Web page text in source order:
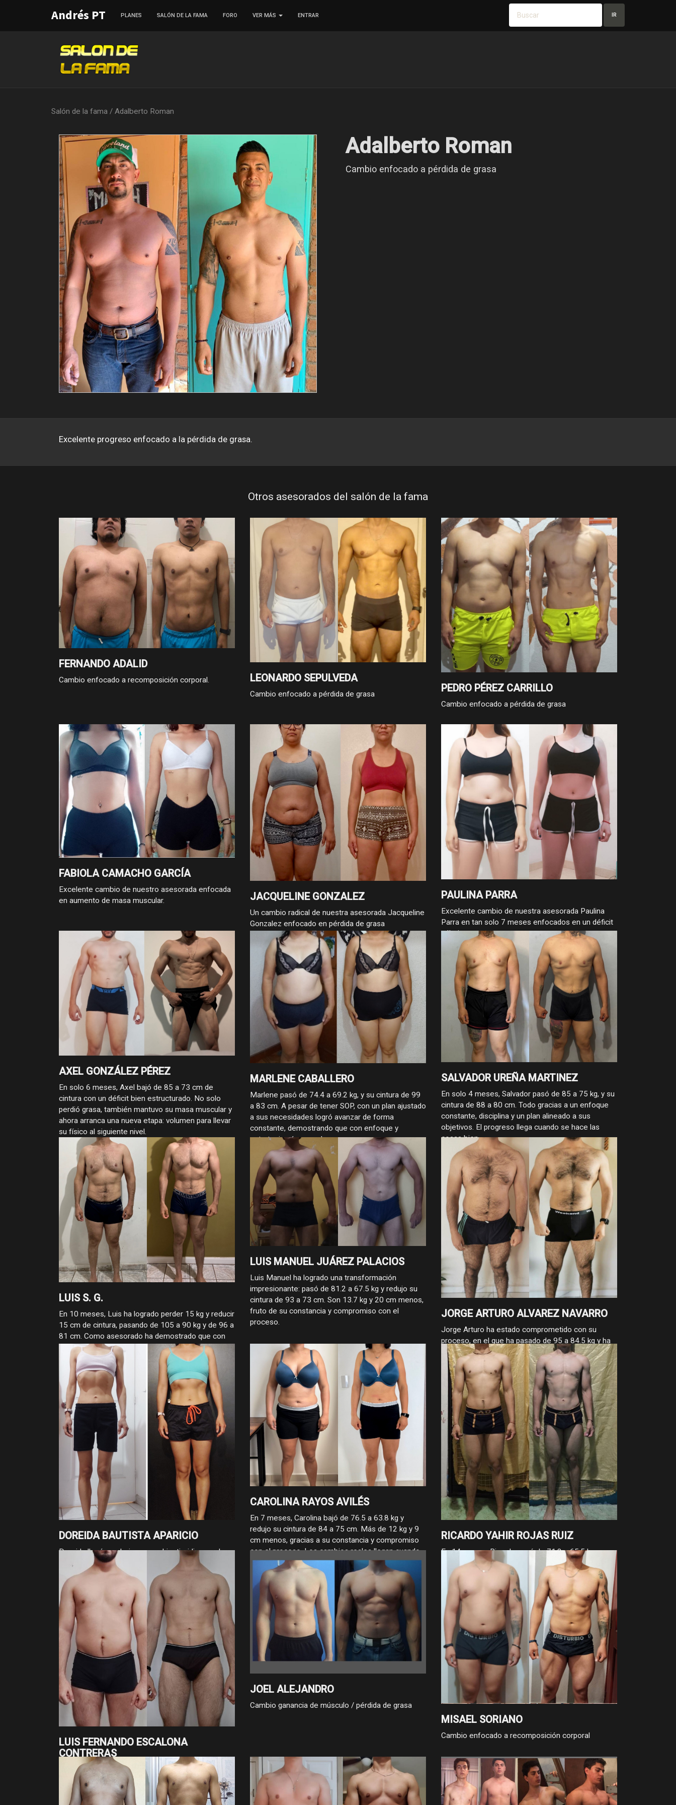
Andrés PT PLANES SALÓN DE LA FAMA FORO VER MÁS ENTRAR IR
Salón de la fama / Adalberto Roman
Adalberto Roman
Cambio enfocado a pérdida de grasa
Excelente progreso enfocado a la pérdida de grasa.
Otros asesorados del salón de la fama
FERNANDO ADALID
Cambio enfocado a recomposición corporal. LEONARDO SEPULVEDA
Cambio enfocado a pérdida de grasa
PEDRO PÉREZ CARRILLO
Cambio enfocado a pérdida de grasa
FABIOLA CAMACHO GARCÍA
Excelente cambio de nuestro asesorada enfocada
en aumento de masa muscular.
JACQUELINE GONZALEZ
Un cambio radical de nuestra asesorada Jacqueline
Gonzalez enfocado en pérdida de grasa
PAULINA PARRA
Excelente cambio de nuestra asesorada Paulina
Parra en tan solo 7 meses enfocados en un déficit
cálorico
AXEL GONZÁLEZ PÉREZ
En solo 6 meses, Axel bajó de 85 a 73 cm de
cintura con un déficit bien estructurado. No solo
perdió grasa, también mantuvo su masa muscular y
ahora arranca una nueva etapa: volumen para llevar
su físico al siguiente nivel.
MARLENE CABALLERO
Marlene pasó de 74.4 a 69.2 kg, y su cintura de 99
a 83 cm. A pesar de tener SOP, con un plan ajustado
a sus necesidades logró avanzar de forma
constante, demostrando que con enfoque y
estrategia, sí se puede progresar.
SALVADOR UREÑA MARTINEZ
En solo 4 meses, Salvador pasó de 85 a 75 kg, y su
cintura de 88 a 80 cm. Todo gracias a un enfoque
constante, disciplina y un plan alineado a sus
objetivos. El progreso llega cuando se hace las
cosas bien.
LUIS S. G.
En 10 meses, Luis ha logrado perder 15 kg y reducir
15 cm de cintura, pasando de 105 a 90 kg y de 96 a
81 cm. Como asesorado ha demostrado que con
constancia, estrategia y compromiso, los cambios
reales sí llegan.
LUIS MANUEL JUÁREZ PALACIOS
Luis Manuel ha logrado una transformación
impresionante: pasó de 81.2 a 67.5 kg y redujo su
cintura de 93 a 73 cm. Son 13.7 kg y 20 cm menos,
fruto de su constancia y compromiso con el
proceso.
JORGE ARTURO ALVAREZ NAVARRO
Jorge Arturo ha estado comprometido con su
proceso, en el que ha pasado de 95 a 84.5 kg y ha
reducido su cintura de 115 a 87 cm. Son 10.5 kg y
28 cm menos, resultado de su constancia a largo
plazo y su disciplina sostenida.
DOREIDA BAUTISTA APARICIO
Doreida llegó con bajo peso e hipotiroidismo, y hoy
suma 3 kg de masa y 4 cm de cintura gracias a
fases bien estructuradas. Un proceso guiado por la
paciencia, la constancia y el enfoque.
CAROLINA RAYOS AVILÉS
En 7 meses, Carolina bajó de 76.5 a 63.8 kg y
redujo su cintura de 84 a 75 cm. Más de 12 kg y 9
cm menos, gracias a su constancia y compromiso
con el proceso. Los cambios reales llegan cuando
se trabaja con enfoque.
RICARDO YAHIR ROJAS RUIZ
En 14 meses, Ricardo pasó de 71.8 a 65.5 kg y
redujo su cintura de 85 a 74 cm. Son más de 6 kg y
11 cm menos, resultado de su disciplina y
constancia a lo largo del proceso.
LUIS FERNANDO ESCALONA
CONTRERAS
En 20 meses, Luis Fernando bajó de 79.8 a 71.9 kg
y redujo su cintura de 99 a 78.5 cm. Son casi 8 kg y
más de 20 cm menos, logrados con constancia y
disciplina en su proceso.
JOEL ALEJANDRO
Cambio ganancia de músculo / pérdida de grasa
MISAEL SORIANO
Cambio enfocado a recomposición corporal